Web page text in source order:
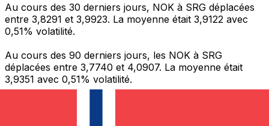
Au cours des 30 derniers jours, NOK à SRG déplacées
entre 3,8291 et 3,9923. La moyenne était 3,9122 avec
0,51% volatilité.
Au cours des 90 derniers jours, les NOK à SRG
déplacées entre 3,7740 et 4,0907. La moyenne était
3,9351 avec 0,51% volatilité.